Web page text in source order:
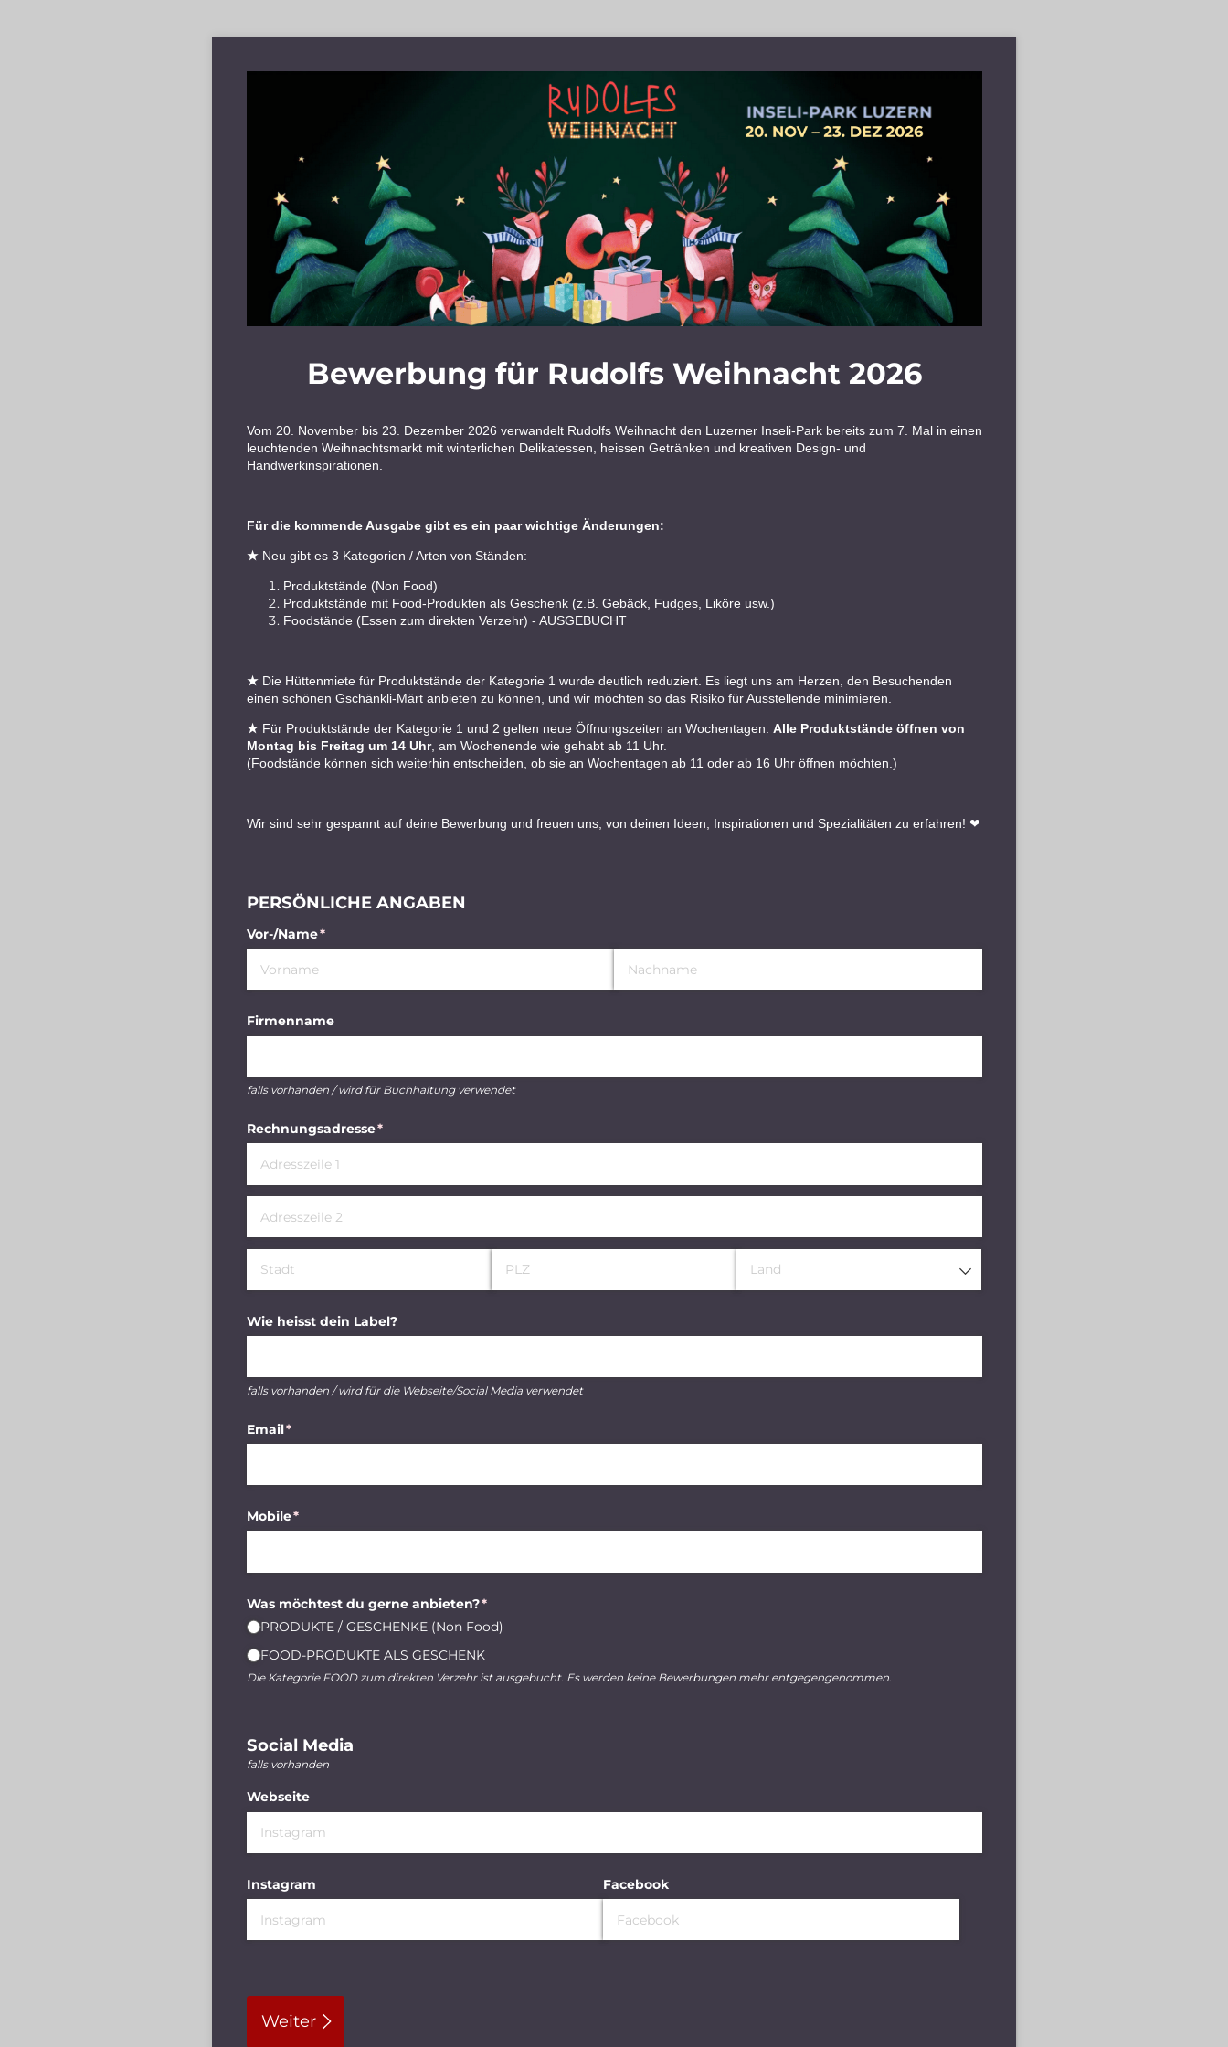
Bewerbung für Rudolfs Weihnacht 2026
Vom 20. November bis 23. Dezember 2026 verwandelt Rudolfs Weihnacht den Luzerner Inseli-Park bereits zum 7. Mal in einen
leuchtenden Weihnachtsmarkt mit winterlichen Delikatessen, heissen Getränken und kreativen Design- und
Handwerkinspirationen.
Für die kommende Ausgabe gibt es ein paar wichtige Änderungen:
★ Neu gibt es 3 Kategorien / Arten von Ständen:
Produktstände (Non Food)
Produktstände mit Food-Produkten als Geschenk (z.B. Gebäck, Fudges, Liköre usw.)
Foodstände (Essen zum direkten Verzehr) - AUSGEBUCHT
★ Die Hüttenmiete für Produktstände der Kategorie 1 wurde deutlich reduziert. Es liegt uns am Herzen, den Besuchenden
einen schönen Gschänkli-Märt anbieten zu können, und wir möchten so das Risiko für Ausstellende minimieren.
★ Für Produktstände der Kategorie 1 und 2 gelten neue Öffnungszeiten an Wochentagen. Alle Produktstände öffnen von
Montag bis Freitag um 14 Uhr, am Wochenende wie gehabt ab 11 Uhr.
(Foodstände können sich weiterhin entscheiden, ob sie an Wochentagen ab 11 oder ab 16 Uhr öffnen möchten.)
Wir sind sehr gespannt auf deine Bewerbung und freuen uns, von deinen Ideen, Inspirationen und Spezialitäten zu erfahren! ❤︎
PERSÖNLICHE ANGABEN
Vor-/​Name*
(erforderlich)
Firmenname
falls vorhanden / wird für Buchhaltung verwendet
Rechnungsadresse*
(erforderlich)
Wie heisst dein Label?
falls vorhanden / wird für die Webseite/Social Media verwendet
Email*
(erforderlich)
Mobile*
(erforderlich)
Was möchtest du gerne anbieten?*
(erforderlich)
PRODUKTE /​ GESCHENKE (Non Food)
FOOD-PRODUKTE ALS GESCHENK
Die Kategorie FOOD zum direkten Verzehr ist ausgebucht. Es werden keine Bewerbungen mehr entgegengenommen.
Social Media
falls vorhanden
Webseite
Instagram Facebook
Weiter